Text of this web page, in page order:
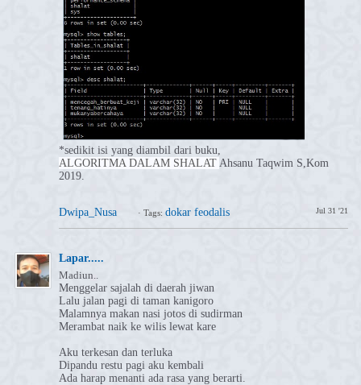
*sedikit isi yang diambil dari buku,
ALGORITMA DALAM SHALAT Ahsanu Taqwim S,Kom
2019.
Dwipa_Nusa Jul 31 '21
· Tags: dokar feodalis
Lapar.....
Madiun..
Menggelar sajalah di daerah jiwan
Lalu jalan pagi di taman kanigoro
Malamnya makan nasi jotos di sudirman
Merambat naik ke wilis lewat kare
Aku terkesan dan terluka
Dipandu restu pagi aku kembali
Ada harap menanti ada rasa yang berarti.